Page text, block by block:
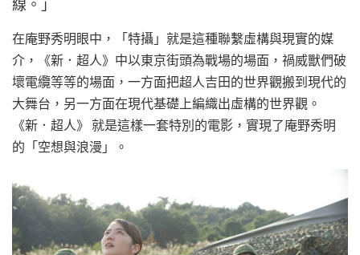
線。」
在庵野秀明眼中，「特攝」就是這種聯繫虛構與現實的媒
介，《新．超人》中以東京街頭為戰場的場面，禍威獸們破
壞電纜等等的場面，一方面把超人吉田的世界觀搬到現代的
大舞台，另一方面在現代基礎上編織出虛構的世界觀。
《新．超人》 就是這樣一套特別的電影，實現了庵野秀明
的「空想與浪漫」。